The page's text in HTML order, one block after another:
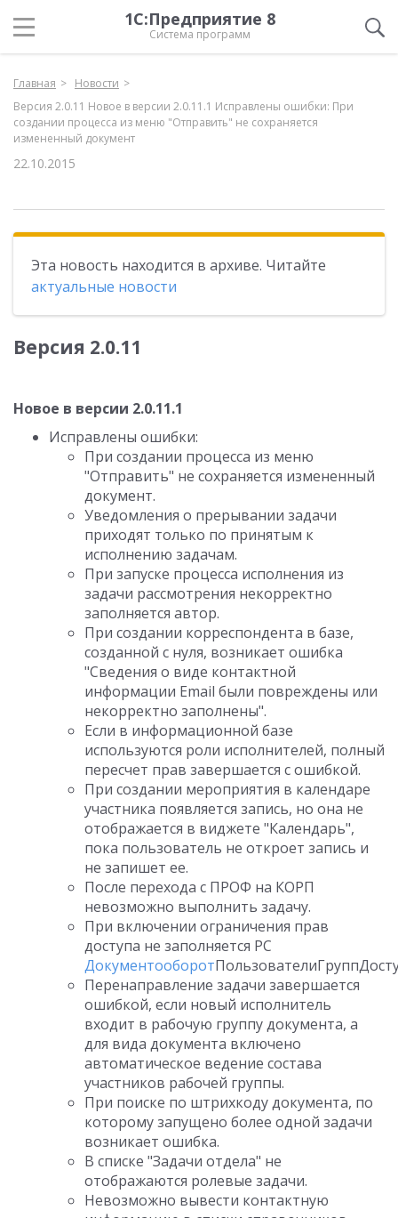
1С:Предприятие 8
Система программ
Главная
Новости
Версия 2.0.11 Новое в версии 2.0.11.1 Исправлены ошибки: При
создании процесса из меню "Отправить" не сохраняется
измененный документ
22.10.2015
Эта новость находится в архиве. Читайте
актуальные новости
Версия 2.0.11
Новое в версии 2.0.11.1
Исправлены ошибки:
При создании процесса из меню
"Отправить" не сохраняется измененный
документ.
Уведомления о прерывании задачи
приходят только по принятым к
исполнению задачам.
При запуске процесса исполнения из
задачи рассмотрения некорректно
заполняется автор.
При создании корреспондента в базе,
созданной с нуля, возникает ошибка
"Сведения о виде контактной
информации Email были повреждены или
некорректно заполнены".
Если в информационной базе
используются роли исполнителей, полный
пересчет прав завершается с ошибкой.
При создании мероприятия в календаре
участника появляется запись, но она не
отображается в виджете "Календарь",
пока пользователь не откроет запись и
не запишет ее.
После перехода с ПРОФ на КОРП
невозможно выполнить задачу.
При включении ограничения прав
доступа не заполняется РС
Документооборот
Перенаправление задачи завершается
ошибкой, если новый исполнитель
входит в рабочую группу документа, а
для вида документа включено
автоматическое ведение состава
участников рабочей группы.
При поиске по штрихкоду документа, по
которому запущено более одной задачи
возникает ошибка.
В списке "Задачи отдела" не
отображаются ролевые задачи.
Невозможно вывести контактную